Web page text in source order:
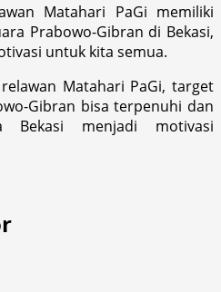
Matahari PaGi memiliki
Prabowo-Gibran di Bekasi,
untuk kita semua.
Matahari PaGi, target
Gibran bisa terpenuhi dan
Bekasi menjadi motivasi